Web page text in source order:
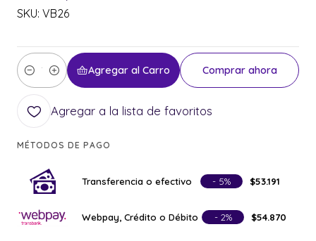
SKU: VB26
Cantidad
Agregar al Carro Comprar ahora
Agregar a la lista de favoritos
MÉTODOS DE PAGO
Transferencia o efectivo - 5% $53.191
Webpay, Crédito o Débito - 2% $54.870